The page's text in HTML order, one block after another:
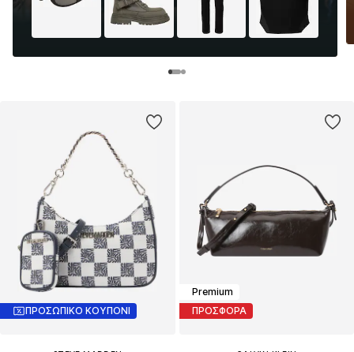
ΠΡΟΣΩΠΙΚΟ ΚΟΥΠΟΝΙ
Premium
ΠΡΟΣΦΟΡΑ